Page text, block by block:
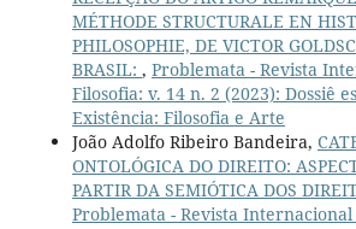
MÉTHODE STRUCTURALE EN
PHILOSOPHIE, DE VICTOR
BRASIL: , Problemata - Revista
Filosofia: v. 14 n. 2 (2023): Dossiê
Existência: Filosofia e Arte
João Adolfo Ribeiro Bandeira,
ONTOLÓGICA DO DIREITO:
PARTIR DA SEMIÓTICA DOS
Problemata - Revista